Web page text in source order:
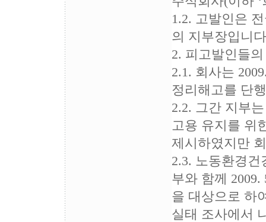
1.2. 고발인은
의 지부장입니
2. 피고발인들
2.1. 회사는
정리해고를 단
2.2. 그간 지부
고용 유지를 위
제시하였지만
2.3. 노동환경
부와 함께
을 대상으로 하
실태 조사에서